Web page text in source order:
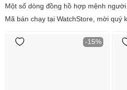
Một số dòng đồng hồ hợp mệnh
Mã bán chạy tại WatchStore, mời quý
-15%